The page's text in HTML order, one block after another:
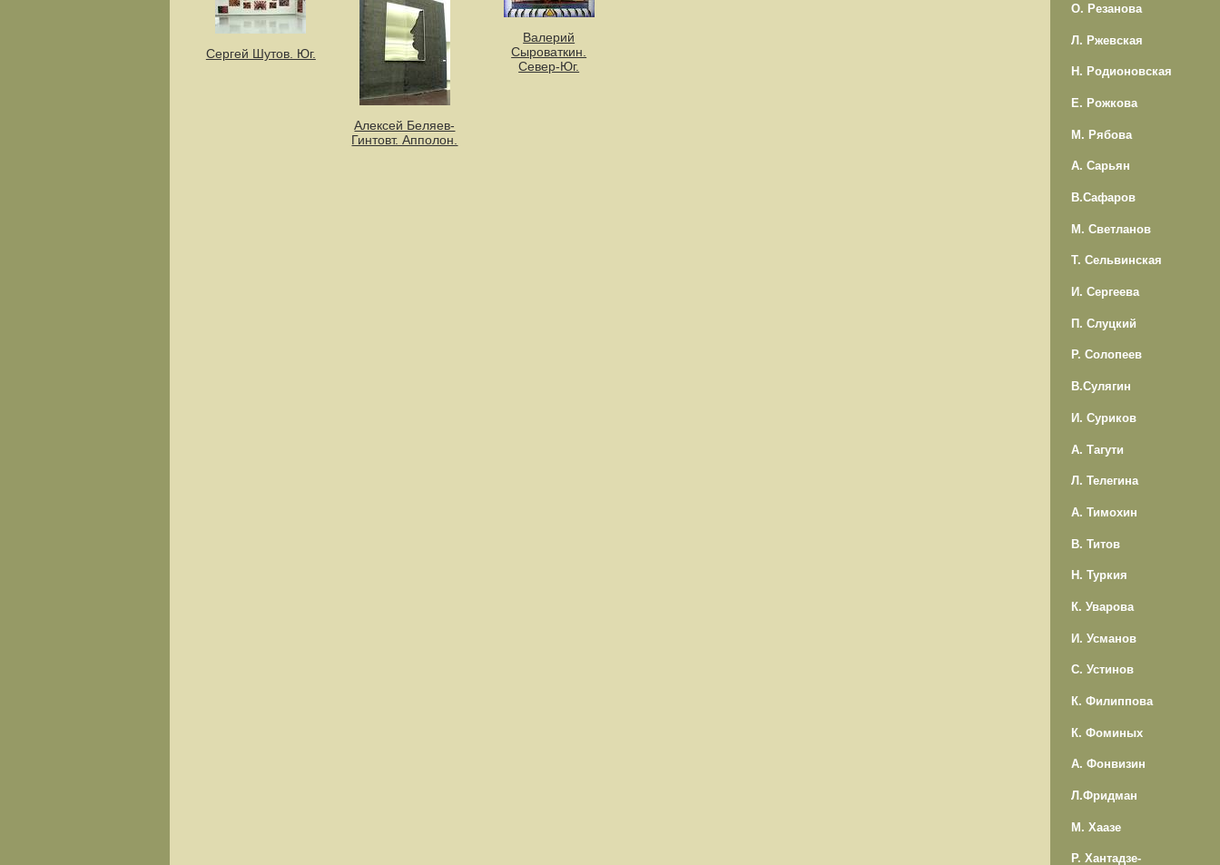
Сергей Шутов. Юг.
Алексей Беляев-
Гинтовт. Апполон.
Валерий
Сыроваткин.
Север-Юг.
О. Резанова
Л. Ржевская
Н. Родионовская
Е. Рожкова
М. Рябова
А. Сарьян
В.Сафаров
М. Светланов
Т. Сельвинская
И. Сергеева
П. Слуцкий
Р. Солопеев
В.Сулягин
И. Суриков
А. Тагути
Л. Телегина
А. Тимохин
В. Титов
Н. Туркия
К. Уварова
И. Усманов
С. Устинов
К. Филиппова
К. Фоминых
А. Фонвизин
Л.Фридман
М. Хаазе
Р. Хантадзе-